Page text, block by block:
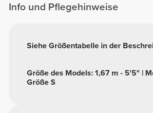
Info und Pflegehinweise
Größe des Models: 1,67 m - 5'5" |
Größe S
Siehe Größentabelle in der